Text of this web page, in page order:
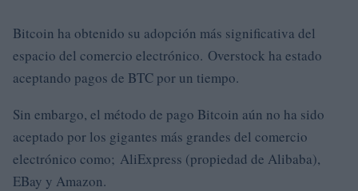
Bitcoin ha obtenido su adopción más significativa del
espacio del comercio electrónico. Overstock ha estado
aceptando pagos de BTC por un tiempo.
Sin embargo, el método de pago Bitcoin aún no ha sido
aceptado por los gigantes más grandes del comercio
electrónico como; AliExpress (propiedad de Alibaba),
EBay y Amazon.